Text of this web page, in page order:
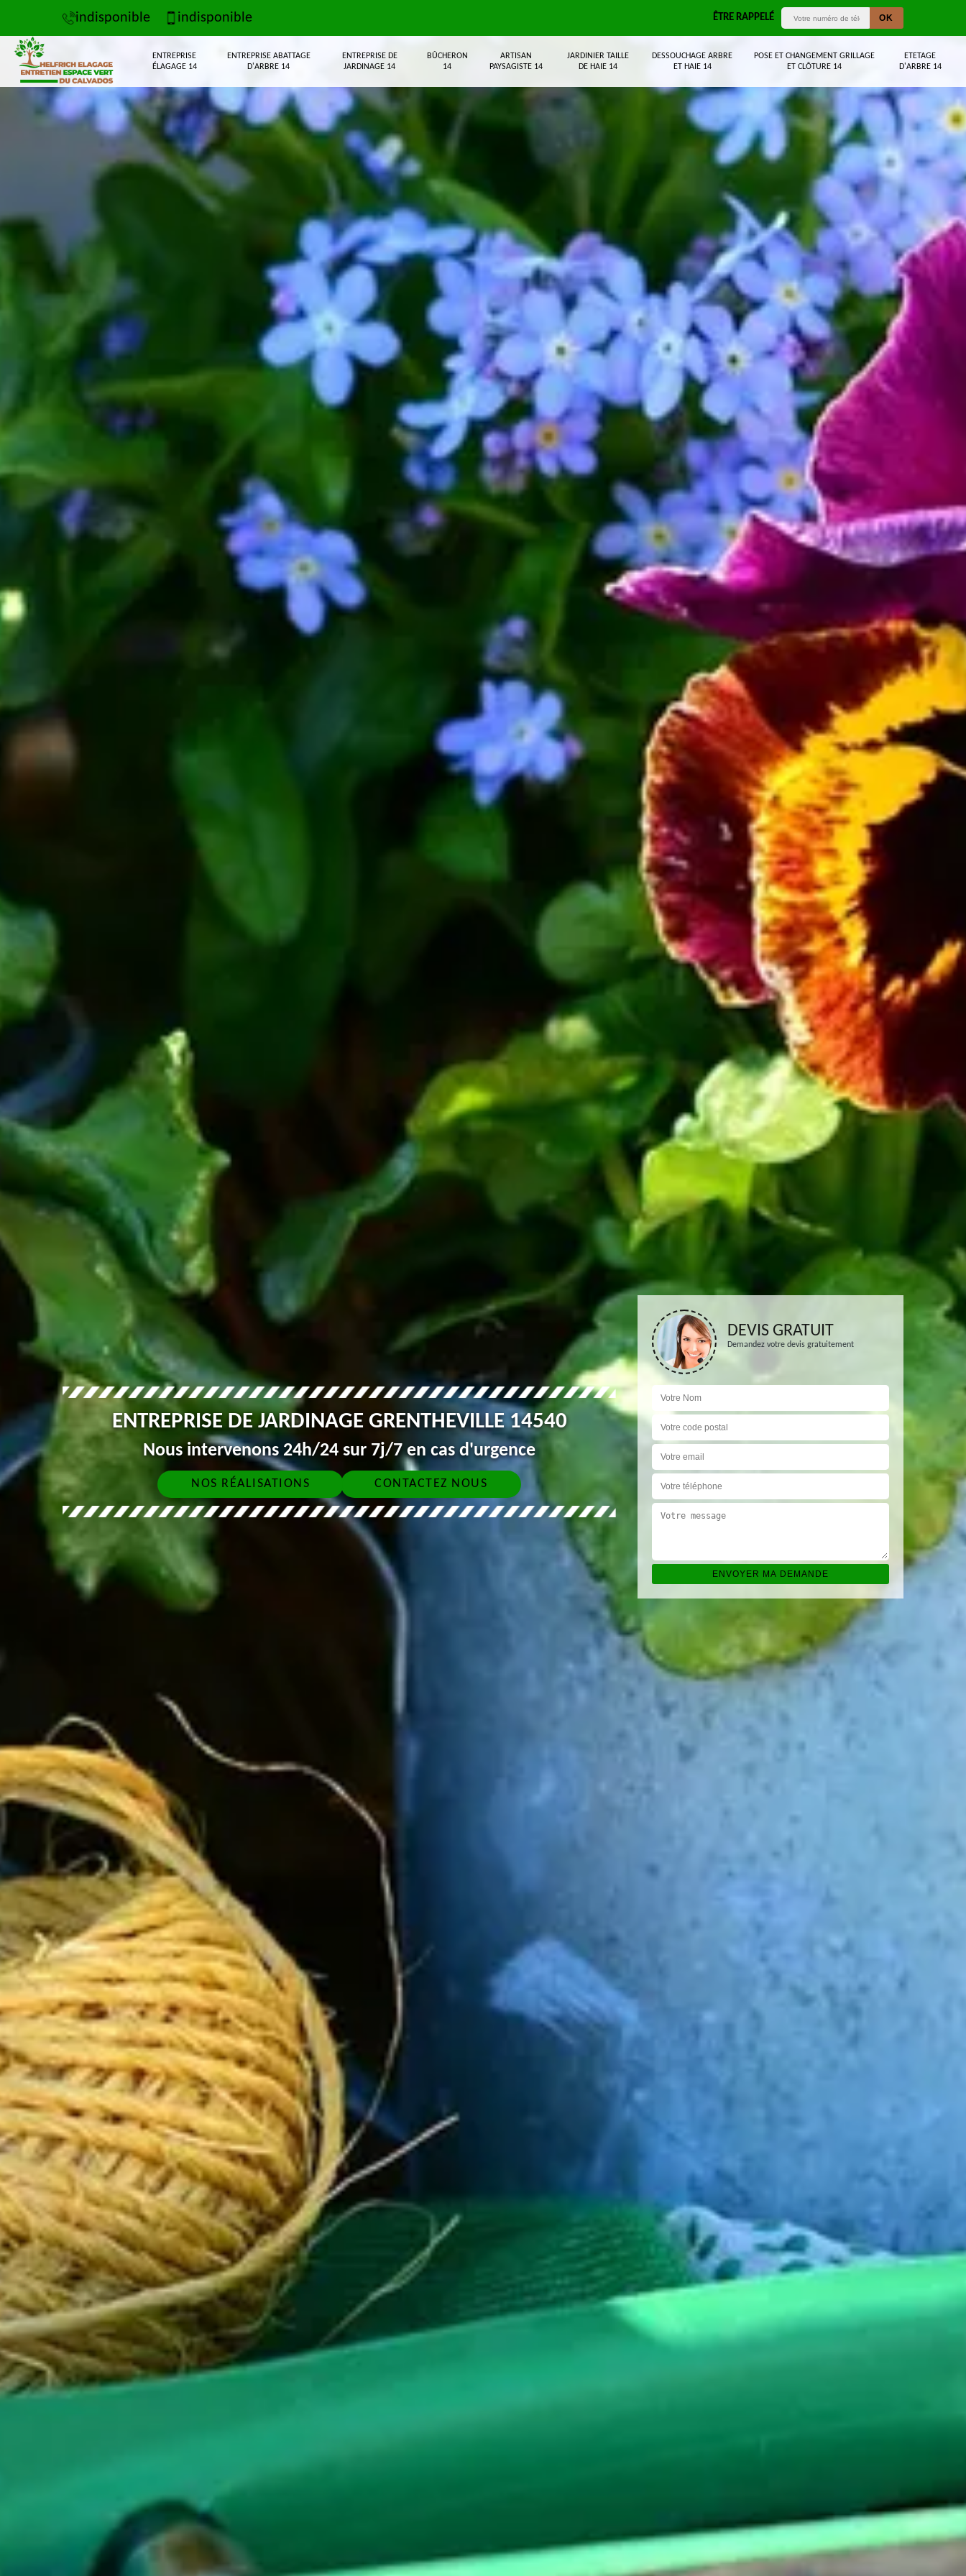
indisponible indisponible ÊTRE RAPPELÉ
ENTREPRISE
ÉLAGAGE 14
ENTREPRISE ABATTAGE
D'ARBRE 14
ENTREPRISE DE
JARDINAGE 14
BÛCHERON
14
ARTISAN
PAYSAGISTE 14
JARDINIER TAILLE
DE HAIE 14
DESSOUCHAGE ARBRE
ET HAIE 14
POSE ET CHANGEMENT GRILLAGE
ET CLÔTURE 14
ETETAGE
D'ARBRE 14
ENTREPRISE DE JARDINAGE GRENTHEVILLE 14540
Nous intervenons 24h/24 sur 7j/7 en cas d'urgence
NOS RÉALISATIONS CONTACTEZ NOUS
DEVIS GRATUIT
Demandez votre devis gratuitement